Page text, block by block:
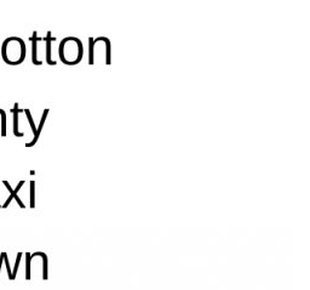
अध्यक्ष व हासानन्द मंगवानी संरक्षक